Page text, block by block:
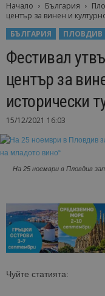
Начало България
център за винен и
БЪЛГАРИЯ
ПЛОВДИВ
Фестивал
център за
исторически
15/12/2021 16:03
На 25 ноември в Пловдив
Чуйте статията: